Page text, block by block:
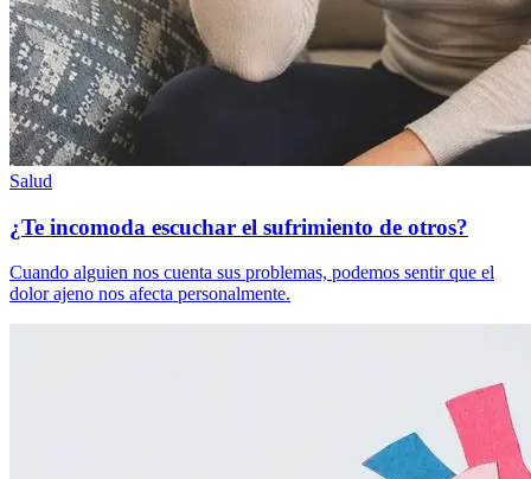
Salud
¿Te incomoda escuchar el sufrimiento de otros?
Cuando alguien nos cuenta sus problemas, podemos sentir que el
dolor ajeno nos afecta personalmente.